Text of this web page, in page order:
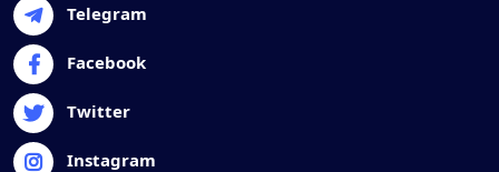
Telegram
Facebook
Twitter
Instagram